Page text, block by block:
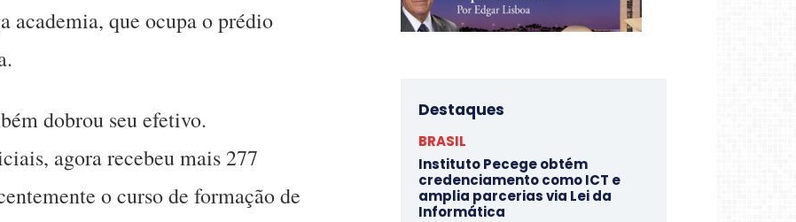
academia, que ocupa o prédio
dobrou seu efetivo.
agora recebeu mais 277
o curso de formação de
Destaques
BRASIL
Instituto Pecege obtém
credenciamento como ICT e
amplia parcerias via Lei da
Informática